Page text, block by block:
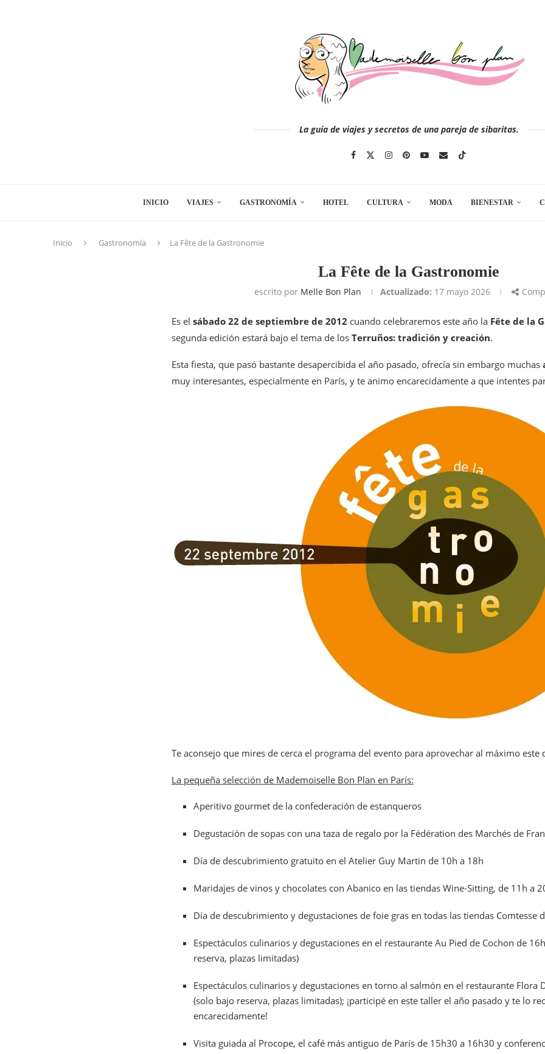
La guía de viajes y secretos de una pareja de sibaritas.
INICIO VIAJES GASTRONOMÍA HOTEL CULTURA MODA BIENESTAR
Inicio Gastronomía La Fête de la Gastronomie
La Fête de la Gastronomie
escrito por Melle Bon Plan Actualizado: 17 mayo 2026
Es el sábado 22 de septiembre de 2012 cuando celebraremos este año la Fête de la
segunda edición estará bajo el tema de los Terruños: tradición y creación.
Esta fiesta, que pasó bastante desapercibida el año pasado, ofrecía sin embargo muchas
muy interesantes, especialmente en París, y te animo encarecidamente a que intentes
Te aconsejo que mires de cerca el programa del evento para aprovechar al máximo este
La pequeña selección de Mademoiselle Bon Plan en París:
Aperitivo gourmet de la confederación de estanqueros
Degustación de sopas con una taza de regalo por la Fédération des Marchés de
Día de descubrimiento gratuito en el Atelier Guy Martin de 10h a 18h
Maridajes de vinos y chocolates con Abanico en las tiendas Wine-Sitting, de 11h a
Día de descubrimiento y degustaciones de foie gras en todas las tiendas Comtesse
Espectáculos culinarios y degustaciones en el restaurante Au Pied de Cochon de
reserva, plazas limitadas)
Espectáculos culinarios y degustaciones en torno al salmón en el restaurante Flora
(solo bajo reserva, plazas limitadas); ¡participé en este taller el año pasado y te lo
encarecidamente!
Visita guiada al Procope, el café más antiguo de París de 15h30 a 16h30 y